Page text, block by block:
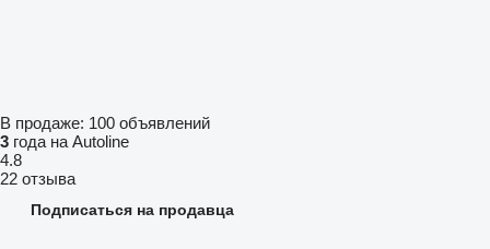
В продаже: 100 объявлений
3 года на Autoline
4.8
22 отзыва
Подписаться на продавца